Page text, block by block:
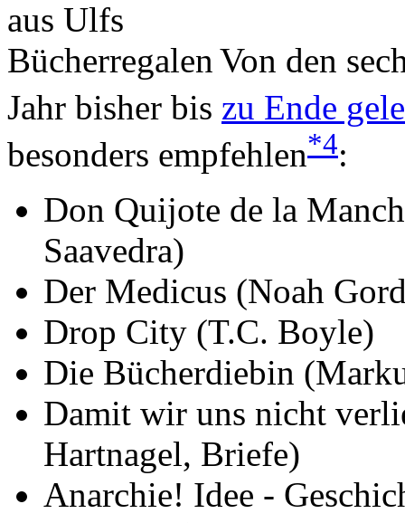
Von den
Jahr bisher bis zu Ende
besonders empfehlen*4:
Don Quijote de la
Saavedra)
Der Medicus (Noah
Drop City (T.C. Boyle)
Die Bücherdiebin
Damit wir uns nicht
Hartnagel, Briefe)
Anarchie! Idee -